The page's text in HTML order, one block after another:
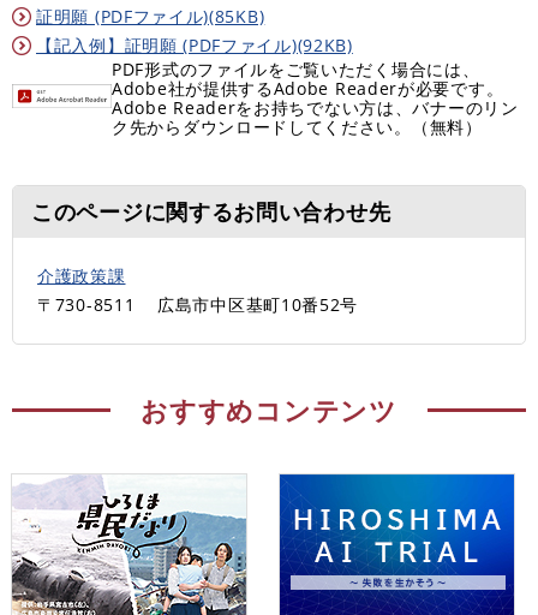
証明願 (PDFファイル)(85KB)
【記入例】証明願 (PDFファイル)(92KB)
PDF形式のファイルをご覧いただく場合には、
Adobe社が提供するAdobe Readerが必要です。
Adobe Readerをお持ちでない方は、バナーのリン
ク先からダウンロードしてください。（無料）
このページに関するお問い合わせ先
介護政策課
〒730-8511
広島市中区基町10番52号
おすすめコンテンツ